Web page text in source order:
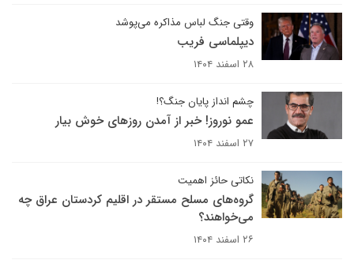
وقتی جنگ لباس مذاکره می‌پوشد
دیپلماسی فریب
۲۸ اسفند ۱۴۰۴
چشم انداز پایان جنگ؟!
عمو نوروز! خبر از آمدن روزهای خوش بیار
۲۷ اسفند ۱۴۰۴
نکاتی حائز اهمیت
گروه‌های مسلح مستقر در اقلیم کردستان عراق چه
می‌خواهند؟
۲۶ اسفند ۱۴۰۴